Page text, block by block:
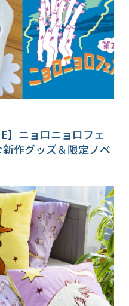
】ニョロニョロフェ
作グッズ＆限定ノベ